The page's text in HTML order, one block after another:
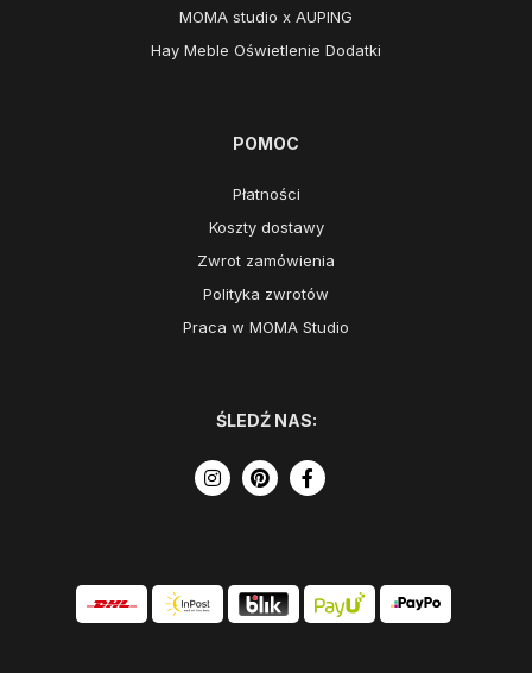
MOMA studio x AUPING
Hay Meble Oświetlenie Dodatki
POMOC
Płatności
Koszty dostawy
Zwrot zamówienia
Polityka zwrotów
Praca w MOMA Studio
ŚLEDŹ NAS: